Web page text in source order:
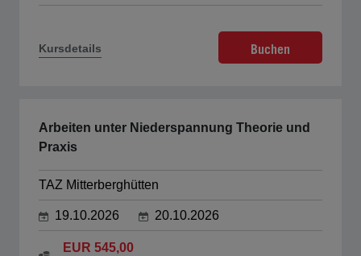
Buchen
Kursdetails
Arbeiten unter Niederspannung Theorie und
Praxis
TAZ Mitterberghütten
19.10.2026 20.10.2026
EUR 545,00